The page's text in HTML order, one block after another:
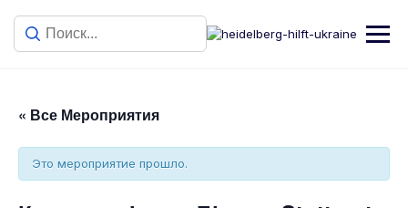
« Все Мероприятия
Это мероприятие прошло.